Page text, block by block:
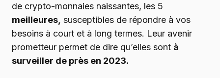
de crypto-monnaies naissantes, les 5
meilleures, susceptibles de répondre à vos
besoins à court et à long termes. Leur avenir
prometteur permet de dire qu’elles sont à
surveiller de près en 2023.